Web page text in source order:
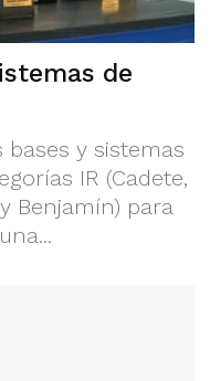
de
y sistemas
IR (Cadete,
Benjamín) para